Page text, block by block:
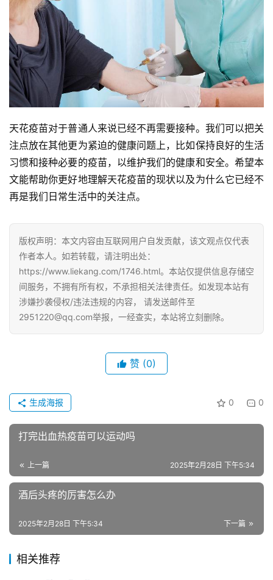
天花疫苗对于普通人来说已经不再需要接种。我们可以把关
注点放在其他更为紧迫的健康问题上，比如保持良好的生活
习惯和接种必要的疫苗，以维护我们的健康和安全。希望本
文能帮助你更好地理解天花疫苗的现状以及为什么它已经不
再是我们日常生活中的关注点。
版权声明：本文内容由互联网用户自发贡献，该文观点仅代表
作者本人。如若转载，请注明出处：
https://www.liekang.com/1746.html。本站仅提供信息存储空
间服务，不拥有所有权，不承担相关法律责任。如发现本站有
涉嫌抄袭侵权/违法违规的内容， 请发送邮件至
2951220@qq.com举报，一经查实，本站将立刻删除。
赞 (0)
0 0
生成海报
打完出血热疫苗可以运动吗
上一篇 2025年2月28日 下午5:34
酒后头疼的厉害怎么办
下一篇
2025年2月28日 下午5:34
相关推荐